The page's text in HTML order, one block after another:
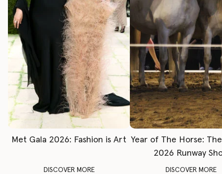
Met Gala 2026: Fashion is Art
DISCOVER MORE
Year of The Horse:
2026 Runway
DISCOVER MORE